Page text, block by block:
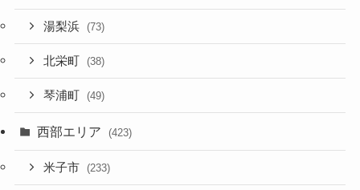
湯梨浜 (73)
北栄町 (38)
琴浦町 (49)
西部エリア (423)
米子市 (233)